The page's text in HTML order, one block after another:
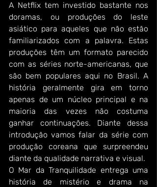
A Netflix tem investido bastante nos
doramas, ou produções do leste
asiático para aqueles que não estão
familiarizados com a palavra. Estas
produções têm um formato parecido
com as séries norte-americanas, que
são bem populares aqui no Brasil. A
história geralmente gira em torno
apenas de um núcleo principal e na
maioria das vezes não costuma
ganhar continuações. Diante dessa
introdução vamos falar da série com
produção coreana que surpreendeu
diante da qualidade narrativa e visual.
O Mar da Tranquilidade entrega uma
história de mistério e drama na